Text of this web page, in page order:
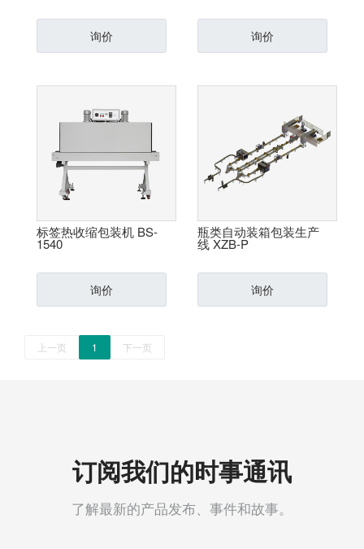
询价 询价
标签热收缩包装机 BS-
1540
询价
瓶类自动装箱包装生产
线 XZB-P
询价
上一页 1 下一页
订阅我们的时事通讯
了解最新的产品发布、事件和故事。